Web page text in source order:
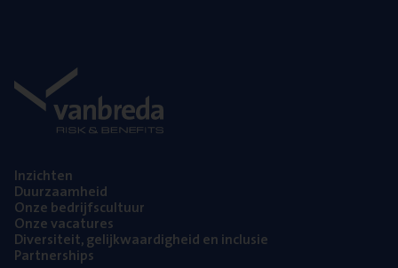
Inzich­ten
Duur­zaam­heid
Onze bedrijfs­cul­tuur
Onze vaca­tu­res
Diver­si­teit, gelijk­waar­dig­heid en inclusie
Part­ner­ships